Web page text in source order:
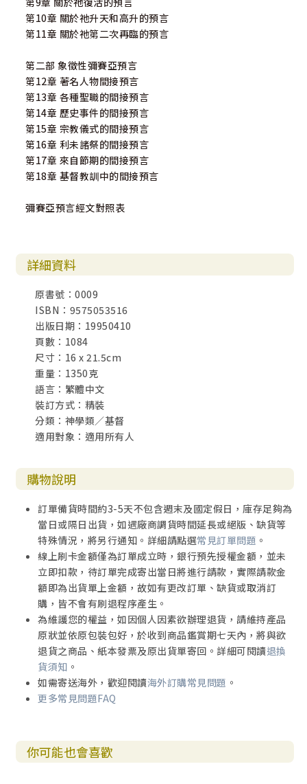
第10章 關於祂升天和高升的預言
第11章 關於祂第二次再臨的預言
第二部 象徵性彌賽亞預言
第12章 著名人物間接預言
第13章 各種聖職的間接預言
第14章 歷史事件的間接預言
第15章 宗教儀式的間接預言
第16章 利未諸祭的間接預言
第17章 來自節期的間接預言
第18章 基督教訓中的間接預言
彌賽亞預言經文對照表
詳細資料
原書號：0009
ISBN：9575053516
出版日期：19950410
頁數：1084
尺寸：16 x 21.5cm
重量：1350克
語言：繁體中文
裝訂方式：精裝
分類：神學類／基督
適用對象：適用所有人
購物說明
訂單備貨時間約3-5天不包含週末及國定假日，庫存足夠為
當日或隔日出貨，如遇廠商調貨時間延長或絕版、缺貨等
特殊情況，將另行通知。詳細請點選常見訂單問題 。
線上刷卡金額僅為訂單成立時，銀行預先授權金額，並未
立即扣款，待訂單完成寄出當日將進行請款，實際請款金
額即為出貨單上金額，故如有更改訂單、缺貨或取消訂
購，皆不會有刷退程序產生。
為維護您的權益，如因個人因素欲辦理退貨，請維持產品
原狀並依原包裝包好，於收到商品鑑賞期七天內，將與欲
退貨之商品、紙本發票及原出貨單寄回。詳細可閱讀退換
貨須知 。
如需寄送海外，歡迎閱讀海外訂購常見問題 。
更多常見問題FAQ
你可能也會喜歡